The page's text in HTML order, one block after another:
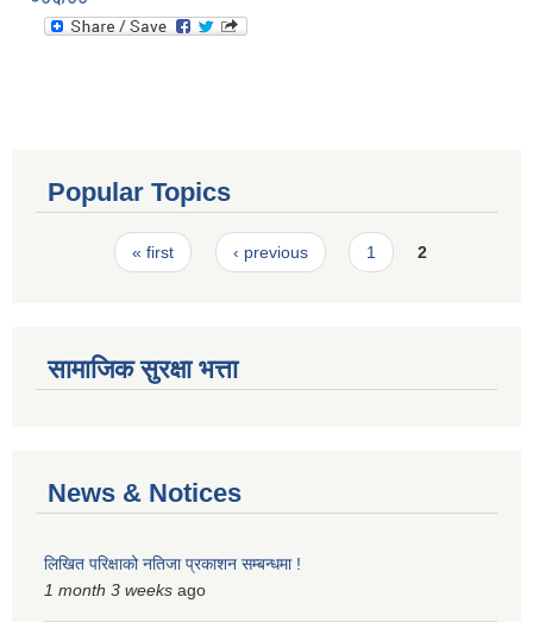
Popular Topics
Pages« first ‹ previous 1 2
सामाजिक सुरक्षा भत्ता
News & Notices
लिखित परिक्षाको नतिजा प्रकाशन सम्बन्धमा !
1 month 3 weeks ago